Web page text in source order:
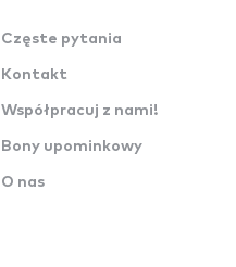
Częste pytania
Kontakt
Współpracuj z nami!
Bony upominkowy
O nas